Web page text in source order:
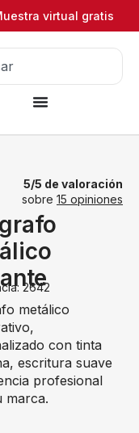
virtual gratis
5/5 de valoración
sobre 15 opiniones
2642
metálico
con tinta
escritura suave
profesional
marca.